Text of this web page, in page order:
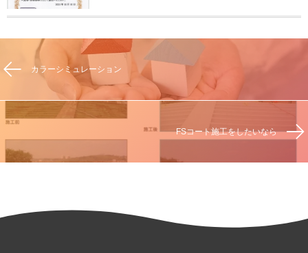
カラーシミュレーション
FSコート施工をしたいなら